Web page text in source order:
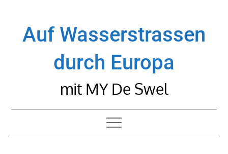
contentAuf Wasserstrassen
durch Europa
mit MY De Swel